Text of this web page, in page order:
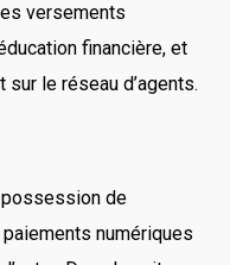
versements
financière, et
le réseau d’agents.
possession de
numériques